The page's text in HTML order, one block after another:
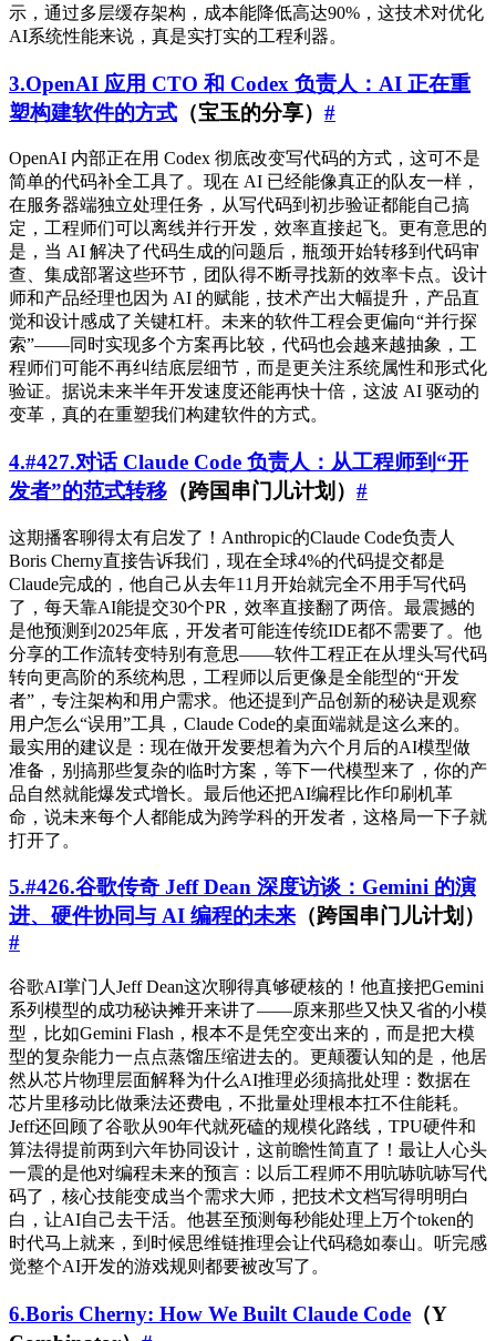
示，通过多层缓存架构，成本能降低高达90%，这技术对优化
AI系统性能来说，真是实打实的工程利器。
3.OpenAI 应用 CTO 和 Codex 负责人：AI 正在重
塑构建软件的方式 （宝玉的分享） #
OpenAI 内部正在用 Codex 彻底改变写代码的方式，这可不是
简单的代码补全工具了。现在 AI 已经能像真正的队友一样，
在服务器端独立处理任务，从写代码到初步验证都能自己搞
定，工程师们可以离线并行开发，效率直接起飞。更有意思的
是，当 AI 解决了代码生成的问题后，瓶颈开始转移到代码审
查、集成部署这些环节，团队得不断寻找新的效率卡点。设计
师和产品经理也因为 AI 的赋能，技术产出大幅提升，产品直
觉和设计感成了关键杠杆。未来的软件工程会更偏向“并行探
索”——同时实现多个方案再比较，代码也会越来越抽象，工
程师们可能不再纠结底层细节，而是更关注系统属性和形式化
验证。据说未来半年开发速度还能再快十倍，这波 AI 驱动的
变革，真的在重塑我们构建软件的方式。
4.#427.对话 Claude Code 负责人：从工程师到“开
发者”的范式转移 （跨国串门儿计划） #
这期播客聊得太有启发了！Anthropic的Claude Code负责人
Boris Cherny直接告诉我们，现在全球4%的代码提交都是
Claude完成的，他自己从去年11月开始就完全不用手写代码
了，每天靠AI能提交30个PR，效率直接翻了两倍。最震撼的
是他预测到2025年底，开发者可能连传统IDE都不需要了。他
分享的工作流转变特别有意思——软件工程正在从埋头写代码
转向更高阶的系统构思，工程师以后更像是全能型的“开发
者”，专注架构和用户需求。他还提到产品创新的秘诀是观察
用户怎么“误用”工具，Claude Code的桌面端就是这么来的。
最实用的建议是：现在做开发要想着为六个月后的AI模型做
准备，别搞那些复杂的临时方案，等下一代模型来了，你的产
品自然就能爆发式增长。最后他还把AI编程比作印刷机革
命，说未来每个人都能成为跨学科的开发者，这格局一下子就
打开了。
5.#426.谷歌传奇 Jeff Dean 深度访谈：Gemini 的演
进、硬件协同与 AI 编程的未来 （跨国串门儿计划）
#
谷歌AI掌门人Jeff Dean这次聊得真够硬核的！他直接把Gemini
系列模型的成功秘诀摊开来讲了——原来那些又快又省的小模
型，比如Gemini Flash，根本不是凭空变出来的，而是把大模
型的复杂能力一点点蒸馏压缩进去的。更颠覆认知的是，他居
然从芯片物理层面解释为什么AI推理必须搞批处理：数据在
芯片里移动比做乘法还费电，不批量处理根本扛不住能耗。
Jeff还回顾了谷歌从90年代就死磕的规模化路线，TPU硬件和
算法得提前两到六年协同设计，这前瞻性简直了！最让人心头
一震的是他对编程未来的预言：以后工程师不用吭哧吭哧写代
码了，核心技能变成当个需求大师，把技术文档写得明明白
白，让AI自己去干活。他甚至预测每秒能处理上万个token的
时代马上就来，到时候思维链推理会让代码稳如泰山。听完感
觉整个AI开发的游戏规则都要被改写了。
6.Boris Cherny: How We Built Claude Code （Y